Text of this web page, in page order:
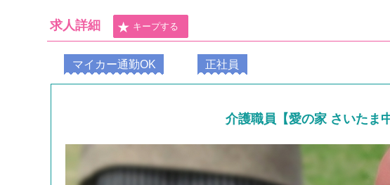
求人詳細 キープする
マイカー通勤OK 正社員
介護職員【愛の家 さいたま